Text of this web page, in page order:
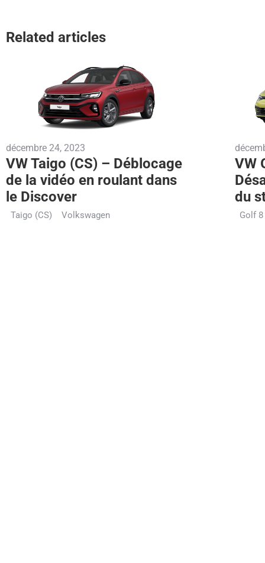
Related articles
décembre 24, 2023
VW Taigo (CS) – Déblocage
de la vidéo en roulant dans
le Discover
Taigo (CS) Volkswagen
VW
du
Golf 8